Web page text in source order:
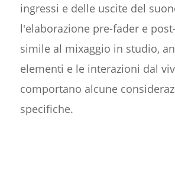
ingressi e delle uscite del
l'elaborazione pre-fader e
simile al mixaggio in studio,
elementi e le interazioni dal
comportano alcune
specifiche.